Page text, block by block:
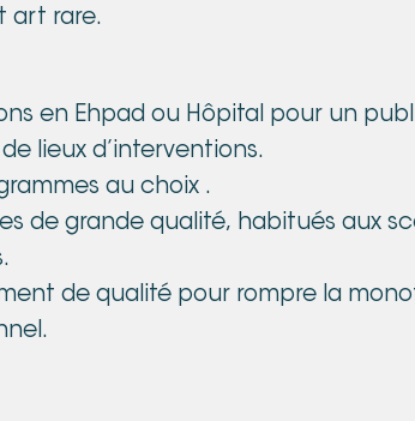
art rare.
en Ehpad ou Hôpital pour un
lieux d’interventions.
au choix .
de grande qualité, habitués aux
de qualité pour rompre la
en 2026, en privilégiant les